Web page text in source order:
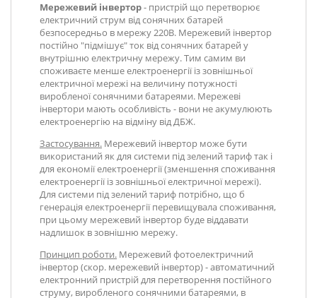
Мережевий інвертор- пристрій що перетворює
електричний струм від сонячних батарей
безпосередньо в мережу 220В. Мережевий інвертор
постійно "підмішує" ток від сонячних батарей у
внутрішню електричну мережу. Тим самим ви
споживаєте менше електроенергії із зовнішньої
електричної мережі на величину потужності
виробленої сонячними батареями. Мережеві
інвертори мають особливість - вони не акумулюють
електроенергію на відміну від ДБЖ.
Застосування. Мережевий інвертор може бути
використаний як для системи під зелений тариф так і
для економії електроенергії (зменшення споживання
електроенергії із зовнішньої електричної мережі).
Для системи під зелений тариф потрібно, що б
генерація електроенергії перевищувала споживання,
при цьому мережевий інвертор буде віддавати
надлишок в зовнішню мережу.
Принцип роботи. Мережевий фотоелектричний
інвертор (скор. мережевий інвертор) - автоматичний
електронний пристрій для перетворення постійного
струму, виробленого сонячними батареями, в